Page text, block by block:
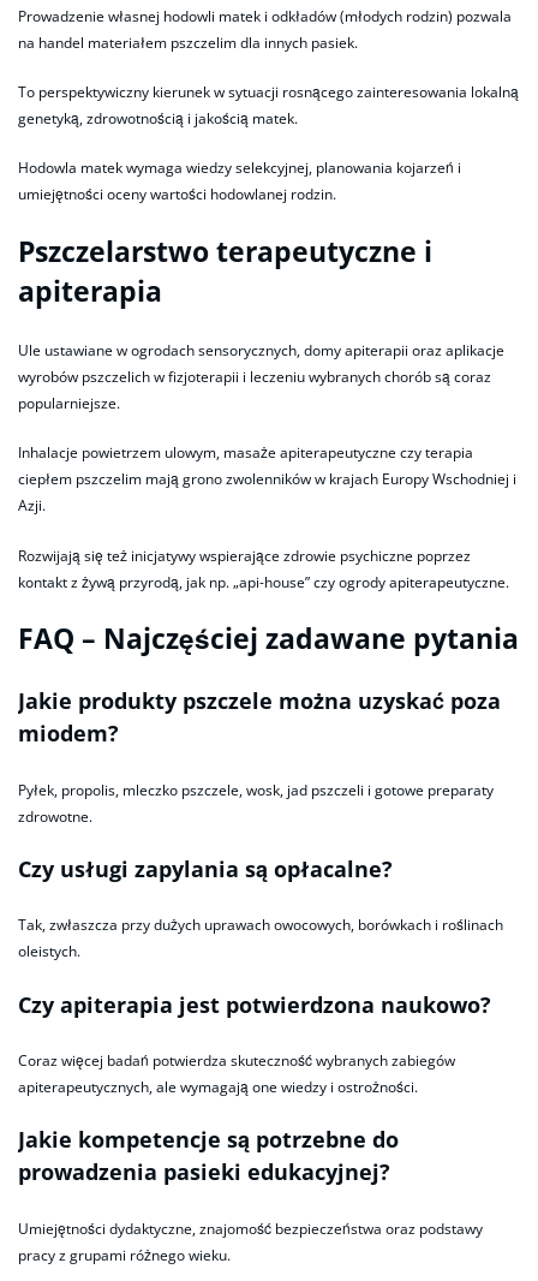
Prowadzenie własnej hodowli matek i odkładów (młodych rodzin) pozwala
na handel materiałem pszczelim dla innych pasiek.
To perspektywiczny kierunek w sytuacji rosnącego zainteresowania lokalną
genetyką, zdrowotnością i jakością matek.
Hodowla matek wymaga wiedzy selekcyjnej, planowania kojarzeń i
umiejętności oceny wartości hodowlanej rodzin.
Pszczelarstwo terapeutyczne i
apiterapia
Ule ustawiane w ogrodach sensorycznych, domy apiterapii oraz aplikacje
wyrobów pszczelich w fizjoterapii i leczeniu wybranych chorób są coraz
popularniejsze.
Inhalacje powietrzem ulowym, masaże apiterapeutyczne czy terapia
ciepłem pszczelim mają grono zwolenników w krajach Europy Wschodniej i
Azji.
Rozwijają się też inicjatywy wspierające zdrowie psychiczne poprzez
kontakt z żywą przyrodą, jak np. „api-house” czy ogrody apiterapeutyczne.
FAQ – Najczęściej zadawane pytania
Jakie produkty pszczele można uzyskać poza
miodem?
Pyłek, propolis, mleczko pszczele, wosk, jad pszczeli i gotowe preparaty
zdrowotne.
Czy usługi zapylania są opłacalne?
Tak, zwłaszcza przy dużych uprawach owocowych, borówkach i roślinach
oleistych.
Czy apiterapia jest potwierdzona naukowo?
Coraz więcej badań potwierdza skuteczność wybranych zabiegów
apiterapeutycznych, ale wymagają one wiedzy i ostrożności.
Jakie kompetencje są potrzebne do
prowadzenia pasieki edukacyjnej?
Umiejętności dydaktyczne, znajomość bezpieczeństwa oraz podstawy
pracy z grupami różnego wieku.